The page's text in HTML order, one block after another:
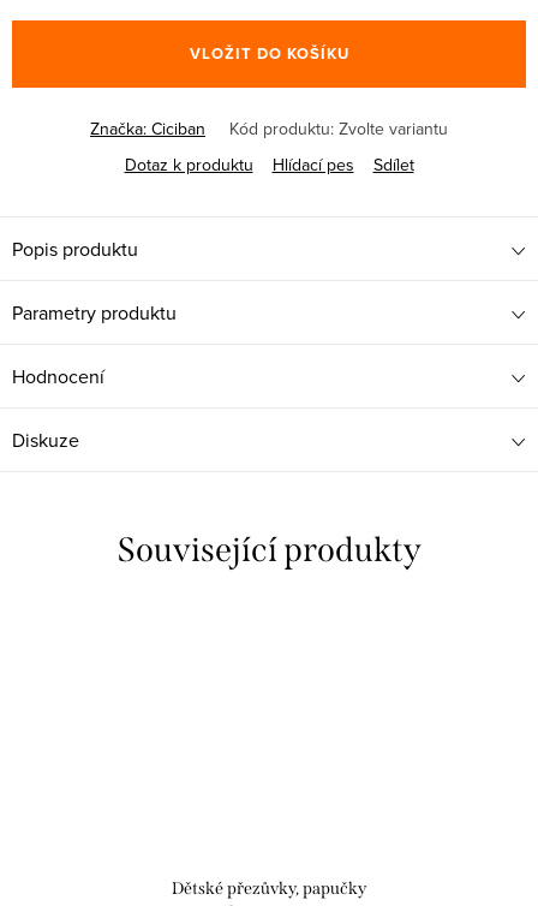
cena:
VLOŽIT DO KOŠÍKU
Značka: Ciciban Kód produktu: Zvolte variantu
Dotaz k produktu
Hlídací pes Sdílet
Popis produktu
Parametry produktu
Hodnocení
Diskuze
Související produkty
Dětské přezůvky, papučky